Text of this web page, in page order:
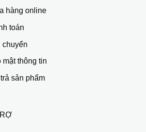
hàng online
toán
chuyển
thông tin
sản phẩm